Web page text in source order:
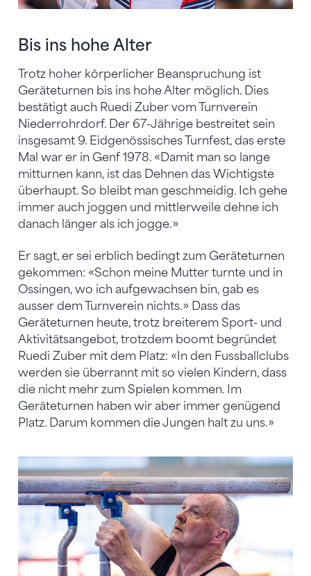
Bis ins hohe Alter
Trotz hoher körperlicher Beanspruchung ist
Geräteturnen bis ins hohe Alter möglich. Dies
bestätigt auch Ruedi Zuber vom Turnverein
Niederrohrdorf. Der 67-Jährige bestreitet sein
insgesamt 9. Eidgenössisches Turnfest, das erste
Mal war er in Genf 1978. «Damit man so lange
mitturnen kann, ist das Dehnen das Wichtigste
überhaupt. So bleibt man geschmeidig. Ich gehe
immer auch joggen und mittlerweile dehne ich
danach länger als ich jogge.»
Er sagt, er sei erblich bedingt zum Geräteturnen
gekommen: «Schon meine Mutter turnte und in
Ossingen, wo ich aufgewachsen bin, gab es
ausser dem Turnverein nichts.» Dass das
Geräteturnen heute, trotz breiterem Sport- und
Aktivitätsangebot, trotzdem boomt begründet
Ruedi Zuber mit dem Platz: «In den Fussballclubs
werden sie überrannt mit so vielen Kindern, dass
die nicht mehr zum Spielen kommen. Im
Geräteturnen haben wir aber immer genügend
Platz. Darum kommen die Jungen halt zu uns.»